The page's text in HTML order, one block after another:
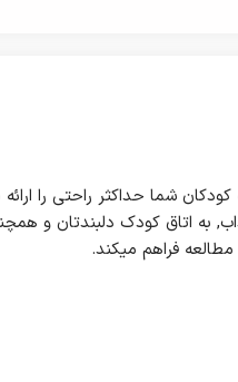
شما حداکثر راحتی را
به اتاق کودک دلبندتان و
فراهم میکند.